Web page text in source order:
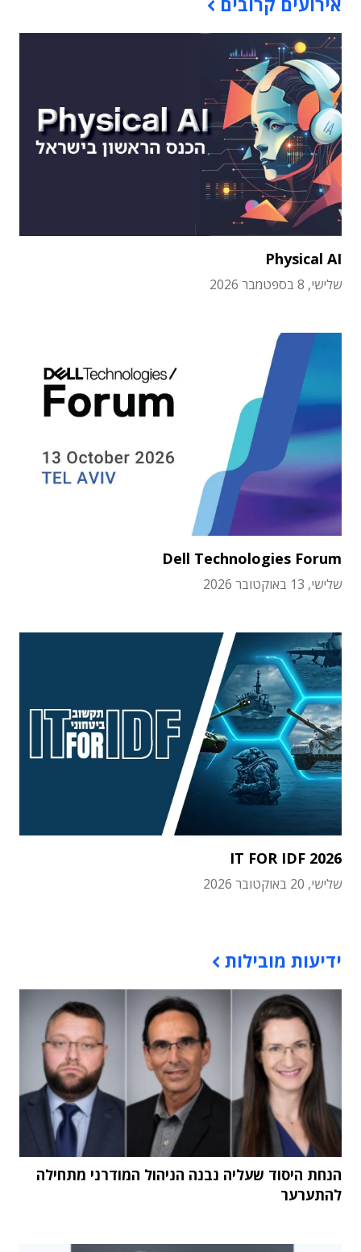
Physical AI
שלישי, 8 בספטמבר 2026
Dell Technologies Forum
שלישי, 13 באוקטובר 2026
IT FOR IDF 2026
שלישי, 20 באוקטובר 2026
ידיעות מובילות
הנחת היסוד שעליה נבנה הניהול המודרני מתחילה
להתערער